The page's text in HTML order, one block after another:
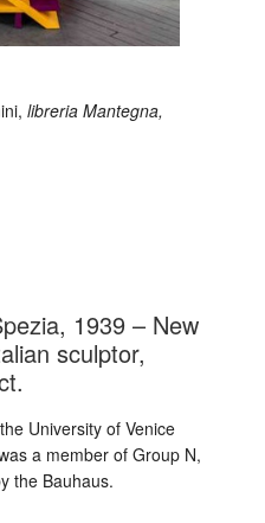
libreria Mantegna,
1939 – New
sculptor,
University of Venice
a member of Group N,
the Bauhaus.